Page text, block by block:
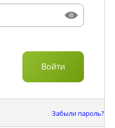
Забыли пароль?